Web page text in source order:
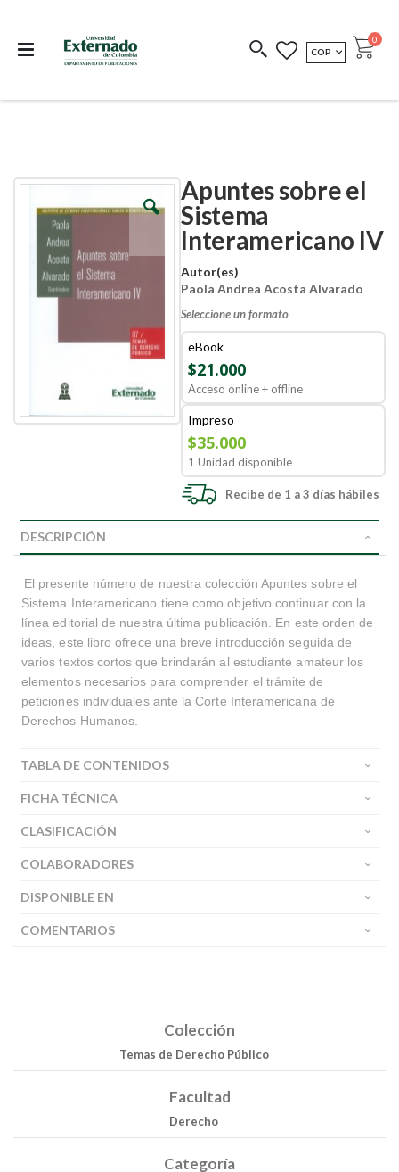
COEDICIONES REDIMIR CÓDIGO
MONEDA
COP Cart
0
Apuntes sobre el
Sistema
Interamericano IV
Autor(es)
Paola Andrea Acosta Alvarado
Seleccione un formato
eBook
$21.000
Acceso online + offline
Impreso
$35.000
1 Unidad disponible
Recibe de 1 a 3 días hábiles
Skip
images
gallery
Skip
beginning
images
gallery
DESCRIPCIÓN
El presente número de nuestra colección Apuntes sobre el
Sistema Interamericano tiene como objetivo continuar con la
línea editorial de nuestra última publicación. En este orden de
ideas, este libro ofrece una breve introducción seguida de
varios textos cortos que brindarán al estudiante amateur los
elementos necesarios para comprender el trámite de
peticiones individuales ante la Corte Interamericana de
Derechos Humanos.
TABLA DE CONTENIDOS
FICHA TÉCNICA
CLASIFICACIÓN
COLABORADORES
DISPONIBLE EN
COMENTARIOS
Colección
Temas de Derecho Público
Facultad
Derecho
Categoría